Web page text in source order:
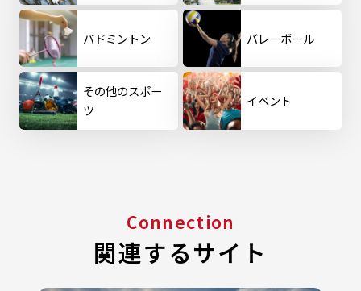
バドミントン バレーボール
その他のスポー
ツ
イベント
Connection
関連するサイト